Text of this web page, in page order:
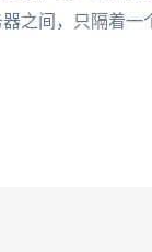
之间，只隔着一